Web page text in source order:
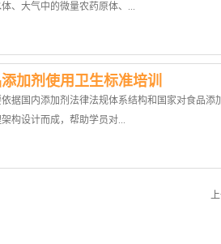
内审；管理评审；整改及预防计划等。4）授课
测定等有关项目。本课程设计一个方案，有步骤
；学习方法验证的内容主要是确定其专属性、准
范围。2）适用对象食品、化妆品、医药企业实验
课程大纲ISO 17025对方法验证的要求；方法验
敏度等，定量方法验证--曲线、精密度、回收率，
、大气中的微量农药原体、...
解物和杂质的总称。它们可以直接通过食物链和
而危害人体健康。随着人们安全意识的提高及各国
，学习农药残留相关法律法规成为自我保护的必
国法规，可为进出口企业减少不必要的经济损失
对农药的登记、日本：农林水产省对农药的登
加剂使用卫生标准培训
据国内添加剂法律法规体系结构和国家对食品添
构设计而成，帮助学员对...
食品添加剂，理解食品添加剂的分类；初步国家食